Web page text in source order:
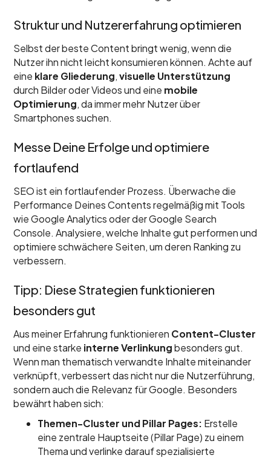
Struktur und Nutzererfahrung optimieren
Selbst der beste Content bringt wenig, wenn die
Nutzer ihn nicht leicht konsumieren können. Achte auf
eine klare Gliederung,visuelle Unterstützung
durch Bilder oder Videos und eine mobile
Optimierung, da immer mehr Nutzer über
Smartphones suchen.
Messe Deine Erfolge und optimiere
fortlaufend
SEO ist ein fortlaufender Prozess. Überwache die
Performance Deines Contents regelmäßig mit Tools
wie Google Analytics oder der Google Search
Console. Analysiere, welche Inhalte gut performen und
optimiere schwächere Seiten, um deren Ranking zu
verbessern.
Tipp: Diese Strategien funktionieren
besonders gut
Aus meiner Erfahrung funktionieren Content-Cluster
und eine starke interne Verlinkungbesonders gut.
Wenn man thematisch verwandte Inhalte miteinander
verknüpft, verbessert das nicht nur die Nutzerführung,
sondern auch die Relevanz für Google. Besonders
bewährt haben sich:
Themen-Cluster und Pillar Pages: Erstelle
eine zentrale Hauptseite (Pillar Page) zu einem
Thema und verlinke darauf spezialisierte